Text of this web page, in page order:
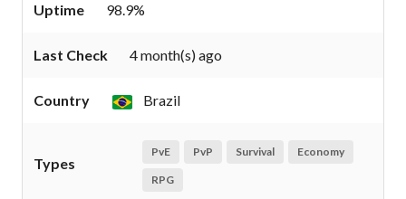
Uptime 98.9%
Last Check 4 month(s) ago
Country Brazil
Types
PvE PvP Survival Economy
RPG